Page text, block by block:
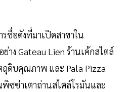
ชื่อดังที่มาเปิดสาขาใน
าง Gateau Lien ร้านเค้กสไตล์
ถุดิบคุณภาพ และ Pala Pizza
ซซ่าเตาถ่านสไตล์โรมันและ